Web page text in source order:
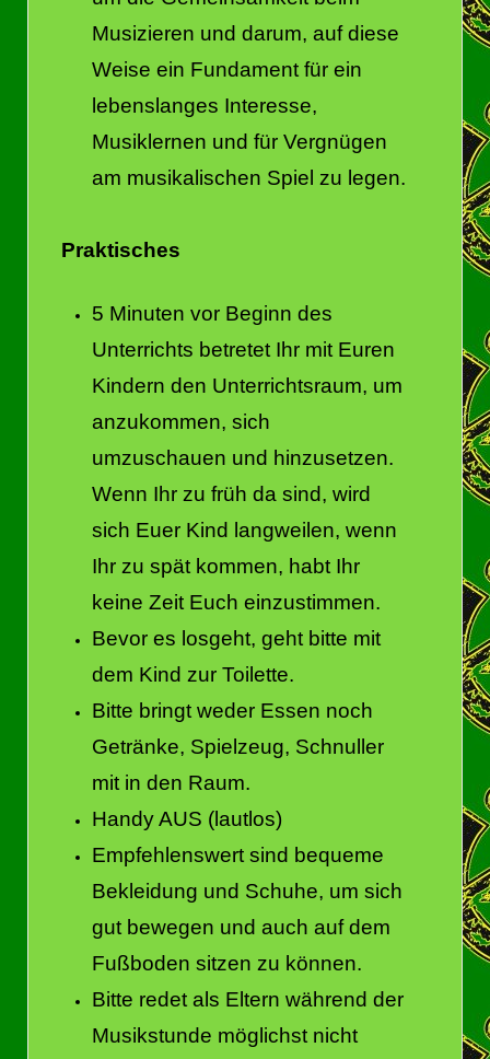
Musizieren und darum, auf diese
Weise ein Fundament für ein
lebenslanges Interesse,
Musiklernen und für Vergnügen
am musikalischen Spiel zu legen.
Praktisches
5 Minuten vor Beginn des
Unterrichts betretet Ihr mit Euren
Kindern den Unterrichtsraum, um
anzukommen, sich
umzuschauen und hinzusetzen.
Wenn Ihr zu früh da sind, wird
sich Euer Kind langweilen, wenn
Ihr zu spät kommen, habt Ihr
keine Zeit Euch einzustimmen.
Bevor es losgeht, geht bitte mit
dem Kind zur Toilette.
Bitte bringt weder Essen noch
Getränke, Spielzeug, Schnuller
mit in den Raum.
Handy AUS (lautlos)
Empfehlenswert sind bequeme
Bekleidung und Schuhe, um sich
gut bewegen und auch auf dem
Fußboden sitzen zu können.
Bitte redet als Eltern während der
Musikstunde möglichst nicht